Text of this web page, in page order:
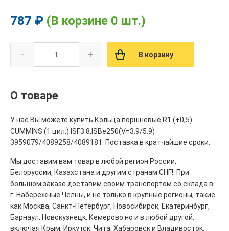
787 ₽ (В корзине 0 шт.)
- + В корзину
О товаре
У нас Вы можете купить Кольца поршневые R1 (+0,5)
CUMMINS (1 цил.) ISF3.8,ISBe250(V=3.9/5.9)
3959079/4089258/4089181. Поставка в кратчайшие сроки.
Мы доставим вам товар в любой регион России,
Белоруссии, Казахстана и другим странам СНГ!. При
большом заказе доставим своим транспортом со склада в
г. Набережные Челны, и не только в крупные регионы, такие
как Москва, Санкт-Петербург, Новосибирск, Екатеринбург,
Барнаул, Новокузнецк, Кемерово но и в любой другой,
включая Крым, Иркутск, Чита, Хабаровск и Владивосток.